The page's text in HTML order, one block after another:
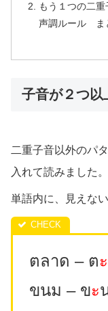
もう１つの二
声調ルール ま
子音が２つ以
二重子音以外のパ
入れて読みました。
単語内に、見えな
ตลาด – ตะ
ขนม – ขะ